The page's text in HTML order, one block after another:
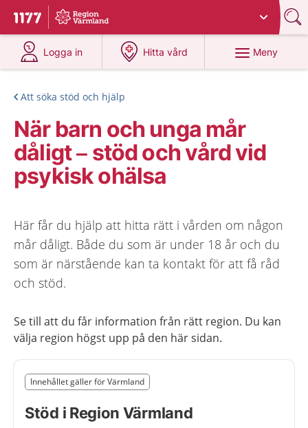
Till startsidan för 1177
Du har valt region
Logga in
på 1177.se
Hitta vård
på 1177.se
Meny
Att söka stöd och hjälp
När barn och unga mår
dåligt – stöd och vård vid
psykisk ohälsa
Här får du hjälp att hitta rätt i vården om någon
mår dåligt. Både du som är under 18 år och du
som är närstående kan ta kontakt för att få råd
och stöd.
Se till att du får information från rätt region. Du kan
välja region högst upp på den här sidan.
Nedan innehåll gäller region Värmland
Innehållet gäller för Värmland
Stöd i Region Värmland
Slut på det regionala tillägget från region Värmland